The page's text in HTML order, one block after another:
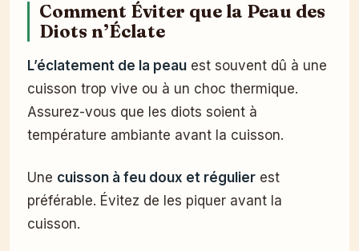
Comment Éviter que la Peau des
Diots n’Éclate
L’éclatement de la peau est souvent dû à une
cuisson trop vive ou à un choc thermique.
Assurez-vous que les diots soient à
température ambiante avant la cuisson.
Une cuisson à feu doux et régulier est
préférable. Évitez de les piquer avant la
cuisson.